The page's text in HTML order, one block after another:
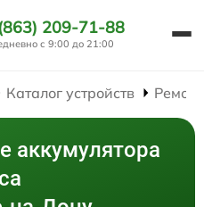
209-71-88
с 9:00 до 21:00
Каталог устройств
аккумулятора